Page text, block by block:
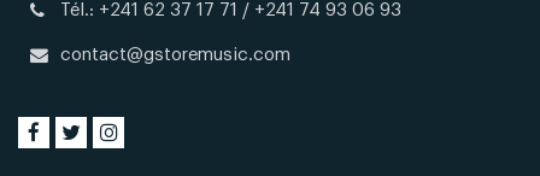
Tél.: +241 62 37 17 71 / +241 74 93 06 93
contact@gstoremusic.com